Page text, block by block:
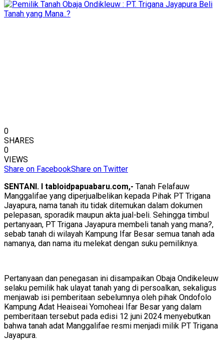
0
SHARES
0
VIEWS
Share on FacebookShare on Twitter
SENTANI. I tabloidpapuabaru.com,- Tanah Felafauw
Manggalifae yang diperjualbelikan kepada Pihak PT Trigana
Jayapura, nama tanah itu tidak ditemukan dalam dokumen
pelepasan, sporadik maupun akta jual-beli. Sehingga timbul
pertanyaan, PT Trigana Jayapura membeli tanah yang mana?,
sebab tanah di wilayah Kampung Ifar Besar semua tanah ada
namanya, dan nama itu melekat dengan suku pemiliknya.
Pertanyaan dan penegasan ini disampaikan Obaja Ondikeleuw
selaku pemilik hak ulayat tanah yang di persoalkan, sekaligus
menjawab isi pemberitaan sebelumnya oleh pihak Ondofolo
Kampung Adat Heaiseai Yomoheai Ifar Besar yang dalam
pemberitaan tersebut pada edisi 12 juni 2024 menyebutkan
bahwa tanah adat Manggalifae resmi menjadi milik PT Trigana
Jayapura.